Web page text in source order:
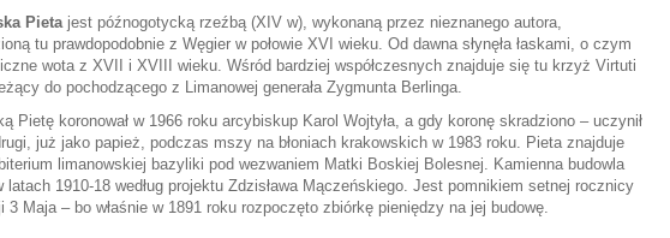
Pietajest późnogotycką rzeźbą (XIV w), wykonaną przez nieznanego autora,
tu prawdopodobnie z Węgier w połowie XVI wieku. Od dawna słynęła łaskami, o czym
wota z XVII i XVIII wieku. Wśród bardziej współczesnych znajduje się tu krzyż Virtuti
do pochodzącego z Limanowej generała Zygmunta Berlinga.
Pietę koronował w 1966 roku arcybiskup Karol Wojtyła, a gdy koronę skradziono – uczynił
już jako papież, podczas mszy na błoniach krakowskich w 1983 roku. Pieta znajduje
limanowskiej bazyliki pod wezwaniem Matki Boskiej Bolesnej. Kamienna budowla
latach 1910-18 według projektu Zdzisława Mączeńskiego. Jest pomnikiem setnej rocznicy
3 Maja – bo właśnie w 1891 roku rozpoczęto zbiórkę pieniędzy na jej budowę.